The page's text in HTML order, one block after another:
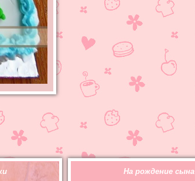
На рождение сына